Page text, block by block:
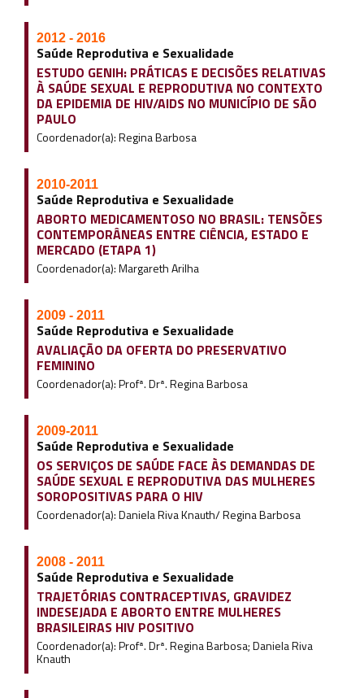
2012 - 2016
Saúde Reprodutiva e Sexualidade
ESTUDO GENIH: PRÁTICAS E DECISÕES RELATIVAS
À SAÚDE SEXUAL E REPRODUTIVA NO CONTEXTO
DA EPIDEMIA DE HIV/AIDS NO MUNICÍPIO DE SÃO
PAULO
Coordenador(a): Regina Barbosa
2010-2011
Saúde Reprodutiva e Sexualidade
ABORTO MEDICAMENTOSO NO BRASIL: TENSÕES
CONTEMPORÂNEAS ENTRE CIÊNCIA, ESTADO E
MERCADO (ETAPA 1)
Coordenador(a): Margareth Arilha
2009 - 2011
Saúde Reprodutiva e Sexualidade
AVALIAÇÃO DA OFERTA DO PRESERVATIVO
FEMININO
Coordenador(a): Profª. Drª. Regina Barbosa
2009-2011
Saúde Reprodutiva e Sexualidade
OS SERVIÇOS DE SAÚDE FACE ÀS DEMANDAS DE
SAÚDE SEXUAL E REPRODUTIVA DAS MULHERES
SOROPOSITIVAS PARA O HIV
Coordenador(a): Daniela Riva Knauth/ Regina Barbosa
2008 - 2011
Saúde Reprodutiva e Sexualidade
TRAJETÓRIAS CONTRACEPTIVAS, GRAVIDEZ
INDESEJADA E ABORTO ENTRE MULHERES
BRASILEIRAS HIV POSITIVO
Coordenador(a): Profª. Drª. Regina Barbosa; Daniela Riva
Knauth